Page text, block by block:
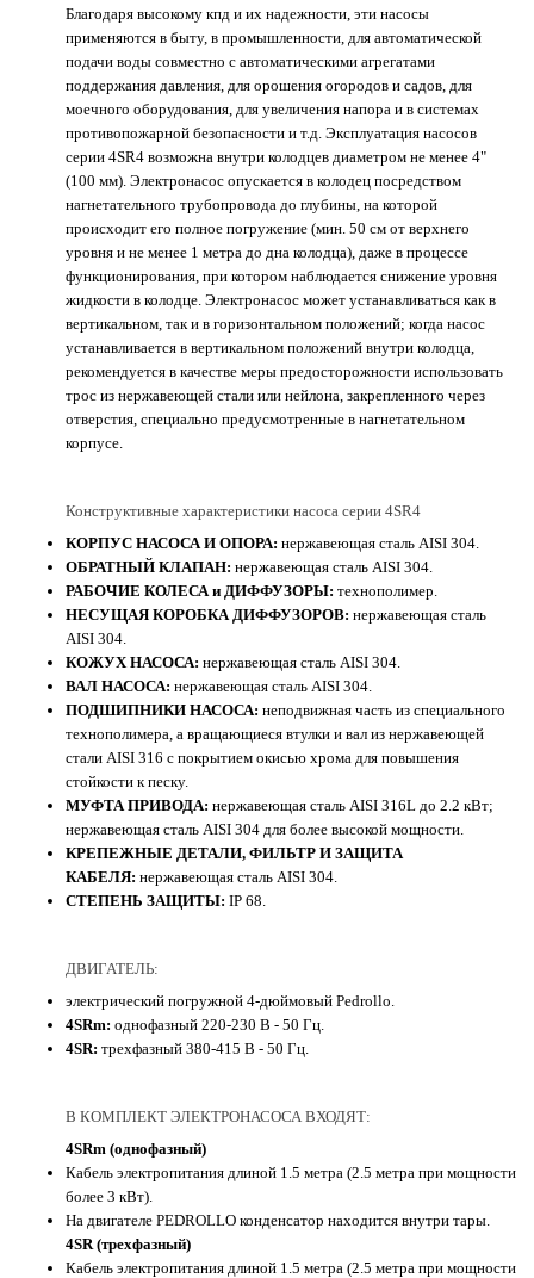
Благодаря высокому кпд и их надежности, эти насосы
применяются в быту, в промышленности, для автоматической
подачи воды совместно с автоматическими агрегатами
поддержания давления, для орошения огородов и садов, для
моечного оборудования, для увеличения напора и в системах
противопожарной безопасности и т.д. Эксплуатация насосов
серии 4SR4 возможна внутри колодцев диаметром не менее 4"
(100 мм). Электронасос опускается в колодец посредством
нагнетательного трубопровода до глубины, на которой
происходит его полное погружение (мин. 50 см от верхнего
уровня и не менее 1 метра до дна колодца), даже в процессе
функционирования, при котором наблюдается снижение уровня
жидкости в колодце. Электронасос может устанавливаться как в
вертикальном, так и в горизонтальном положений; когда насос
устанавливается в вертикальном положений внутри колодца,
рекомендуется в качестве меры предосторожности использовать
трос из нержавеющей стали или нейлона, закрепленного через
отверстия, специально предусмотренные в нагнетательном
корпусе.
Конструктивные характеристики насоса серии 4SR4
КОРПУС НАСОСА И ОПОРА: нержавеющая сталь AISI 304.
ОБРАТНЫЙ КЛАПАН: нержавеющая сталь AISI 304.
РАБОЧИЕ КОЛЕСА и ДИФФУЗОРЫ: технополимер.
НЕСУЩАЯ КОРОБКА ДИФФУЗОРОВ: нержавеющая сталь
AISI 304.
КОЖУХ НАСОСА: нержавеющая сталь AISI 304.
ВАЛ НАСОСА: нержавеющая сталь AISI 304.
ПОДШИПНИКИ НАСОСА: неподвижная часть из специального
технополимера, а вращающиеся втулки и вал из нержавеющей
стали AISI 316 с покрытием окисью хрома для повышения
стойкости к песку.
МУФТА ПРИВОДА: нержавеющая сталь AISI 316L до 2.2 кВт;
нержавеющая сталь AISI 304 для более высокой мощности.
КРЕПЕЖНЫЕ ДЕТАЛИ, ФИЛЬТР И ЗАЩИТА
КАБЕЛЯ: нержавеющая сталь AISI 304.
СТЕПЕНЬ ЗАЩИТЫ: IP 68.
ДВИГАТЕЛЬ:
электрический погружной 4-дюймовый Pedrollo.
4SRm: однофазный 220-230 В - 50 Гц.
4SR: трехфазный 380-415 В - 50 Гц.
В КОМПЛЕКТ ЭЛЕКТРОНАСОСА ВХОДЯТ:
4SRm (однофазный)
Кабель электропитания длиной 1.5 метра (2.5 метра при мощности
более 3 кВт).
На двигателе PEDROLLO конденсатор находится внутри тары.
4SR (трехфазный)
Кабель электропитания длиной 1.5 метра (2.5 метра при мощности